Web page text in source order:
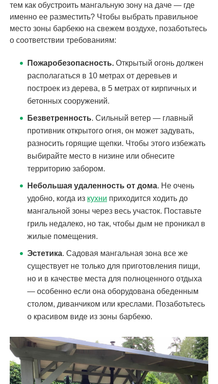
тем как обустроить мангальную зону на даче — где
именно ее разместить? Чтобы выбрать правильное
место зоны барбекю на свежем воздухе, позаботьтесь
о соответствии требованиям:
Пожаробезопасность. Открытый огонь должен
располагаться в 10 метрах от деревьев и
построек из дерева, в 5 метрах от кирпичных и
бетонных сооружений.
Безветренность. Сильный ветер — главный
противник открытого огня, он может задувать,
разносить горящие щепки. Чтобы этого избежать
выбирайте место в низине или обнесите
территорию забором.
Небольшая удаленность от дома. Не очень
удобно, когда из кухни приходится ходить до
мангальной зоны через весь участок. Поставьте
гриль недалеко, но так, чтобы дым не проникал в
жилые помещения.
Эстетика. Садовая мангальная зона все же
существует не только для приготовления пищи,
но и в качестве места для полноценного отдыха
— особенно если она оборудована обеденным
столом, диванчиком или креслами. Позаботьтесь
о красивом виде из зоны барбекю.